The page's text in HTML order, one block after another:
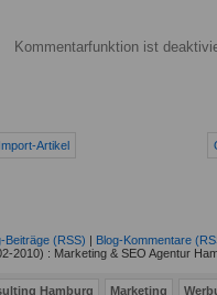
Kommentarfunktion ist
Artikel
Beiträge (RSS) | Blog-Kommentare
2010) : Marketing & SEO Agentur
Hamburg Marketing